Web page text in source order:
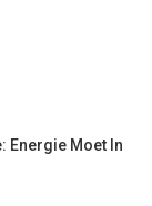
Energie Moet In